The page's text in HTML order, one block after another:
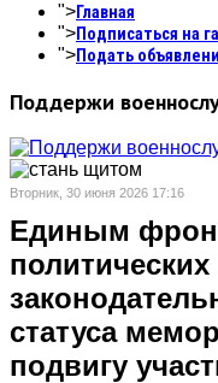
">Главная
">Подписаться на
">Подать
Поддержи
Вторник, 30 июня 2026 17:16
Единым
статуса
подвигу